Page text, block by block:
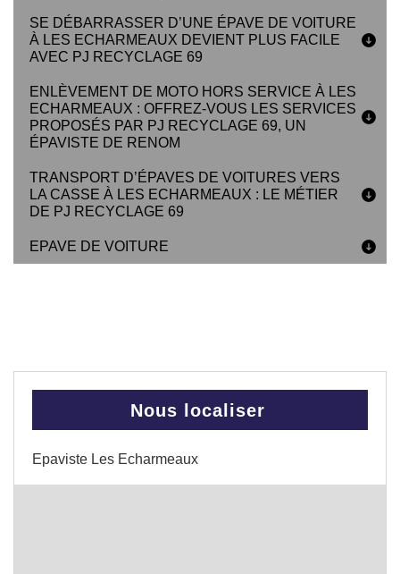
SE DÉBARRASSER D’UNE ÉPAVE DE VOITURE
À LES ECHARMEAUX DEVIENT PLUS FACILE
AVEC PJ RECYCLAGE 69
ENLÈVEMENT DE MOTO HORS SERVICE À LES
ECHARMEAUX : OFFREZ-VOUS LES SERVICES
PROPOSÉS PAR PJ RECYCLAGE 69, UN
ÉPAVISTE DE RENOM
TRANSPORT D’ÉPAVES DE VOITURES VERS
LA CASSE À LES ECHARMEAUX : LE MÉTIER
DE PJ RECYCLAGE 69
EPAVE DE VOITURE
Nous localiser
Epaviste Les Echarmeaux